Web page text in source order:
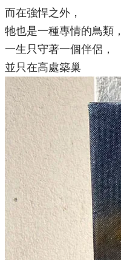
而在強悍之外，
牠也是一種專情的鳥類，
一生只守著一個伴侶，
並只在高處築巢